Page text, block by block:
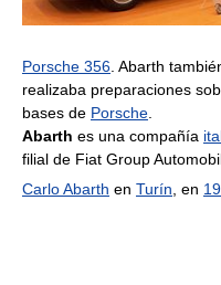
Porsche 356. Abarth
realizaba preparaciones
bases de Porsche.
Abarth es una compañía
filial de Fiat Group
Carlo Abarth en Turín , en